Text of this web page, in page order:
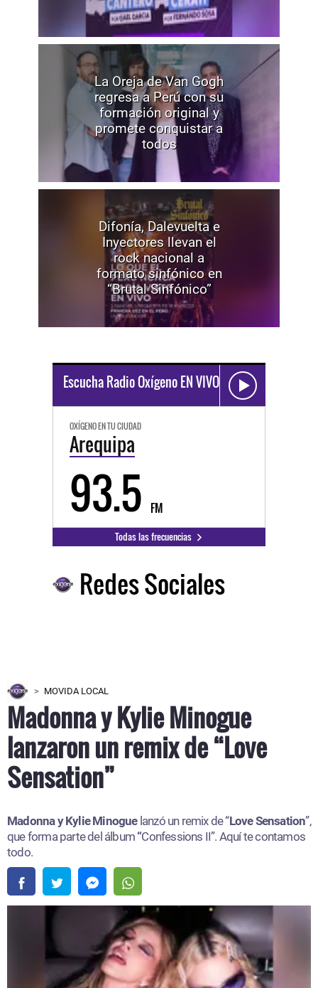
La Oreja de Van Gogh
regresa a Perú con su
formación original y
promete conquistar a
todos
Difonía, Dalevuelta e
Inyectores llevan el
rock nacional a
formato sinfónico en
“Brutal Sinfónico”
Escucha Radio Oxígeno EN VIVO
OXÍGENO EN TU CIUDAD
Arequipa
93.5 FM
Todas las frecuencias
Redes Sociales
MOVIDA LOCAL
Madonna y Kylie Minogue
lanzaron un remix de “Love
Sensation”
Madonna y Kylie Minogue lanzó un remix de “Love Sensation”,
que forma parte del álbum “Confessions II”. Aquí te contamos
todo.